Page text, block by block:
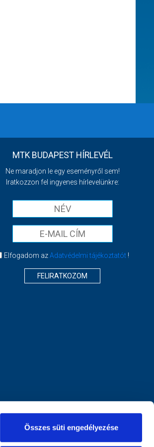
Összes süti engedélyezése
MTK BUDAPEST HÍRLEVÉL
Ne maradjon le egy eseményről sem!
Iratkozzon fel ingyenes hírlevelünkre:
Elfogadom azAdatvédelmi tájékoztatót !
FELIRATKOZOM